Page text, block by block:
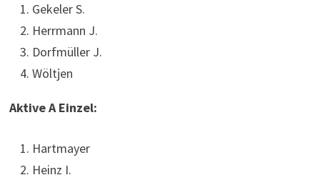
Gekeler S.
Herrmann J.
Dorfmüller J.
Wöltjen
Aktive A Einzel:
Hartmayer
Heinz I.